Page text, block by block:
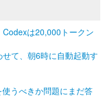
は20,000トークン
て、朝6時に自動起動す
うべきか問題にまだ答